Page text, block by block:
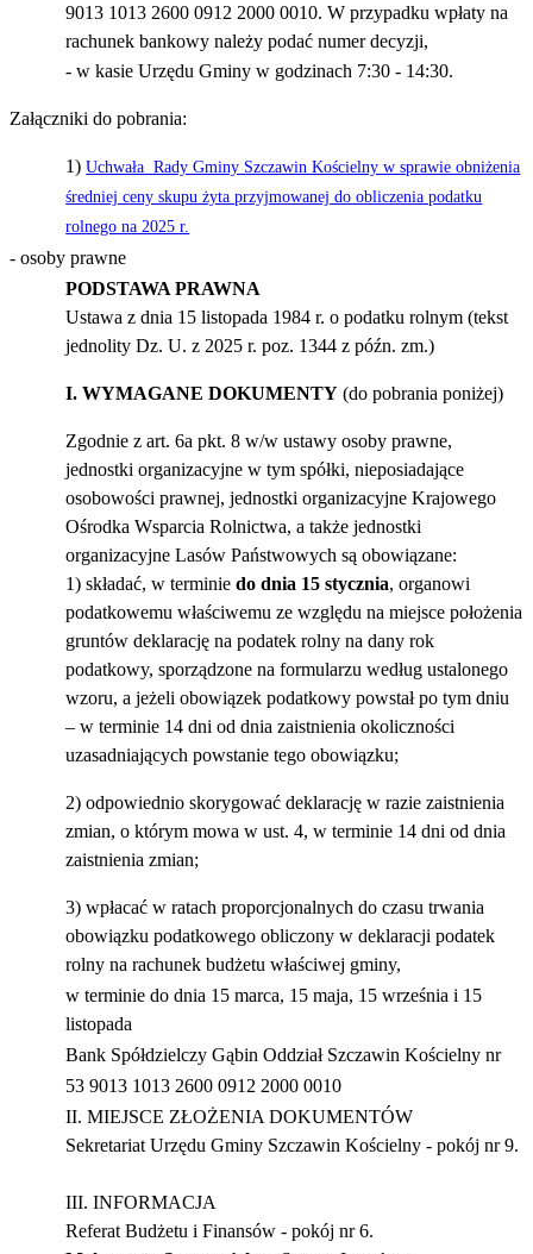
9013 1013 2600 0912 2000 0010. W przypadku wpłaty na
rachunek bankowy należy podać numer decyzji,
- w kasie Urzędu Gminy w godzinach 7:30 - 14:30.
Załączniki do pobrania:
1)Uchwała Rady Gminy Szczawin Kościelny w sprawie obniżenia
średniej ceny skupu żyta przyjmowanej do obliczenia podatku
rolnego na 2025 r.
- osoby prawne
PODSTAWA PRAWNA
Ustawa z dnia 15 listopada 1984 r. o podatku rolnym (tekst
jednolity Dz. U. z 2025 r. poz. 1344 z późn. zm.)
I. WYMAGANE DOKUMENTY (do pobrania poniżej)
Zgodnie z art. 6a pkt. 8 w/w ustawy osoby prawne,
jednostki organizacyjne w tym spółki, nieposiadające
osobowości prawnej, jednostki organizacyjne Krajowego
Ośrodka Wsparcia Rolnictwa, a także jednostki
organizacyjne Lasów Państwowych są obowiązane:
1) składać, w terminiedo dnia 15 stycznia, organowi
podatkowemu właściwemu ze względu na miejsce położenia
gruntów deklarację na podatek rolny na dany rok
podatkowy, sporządzone na formularzu według ustalonego
wzoru, a jeżeli obowiązek podatkowy powstał po tym dniu
– w terminie 14 dni od dnia zaistnienia okoliczności
uzasadniających powstanie tego obowiązku;
2) odpowiednio skorygować deklarację w razie zaistnienia
zmian, o którym mowa w ust. 4, w terminie 14 dni od dnia
zaistnienia zmian;
3) wpłacać w ratach proporcjonalnych do czasu trwania
obowiązku podatkowego obliczony w deklaracji podatek
rolny na rachunek budżetu właściwej gminy,
w terminie do dnia 15 marca, 15 maja, 15 września i 15
listopada
Bank Spółdzielczy Gąbin Oddział Szczawin Kościelny nr
53 9013 1013 2600 0912 2000 0010
II. MIEJSCE ZŁOŻENIA DOKUMENTÓW
Sekretariat Urzędu Gminy Szczawin Kościelny - pokój nr 9.
III. INFORMACJA
Referat Budżetu i Finansów - pokój nr 6.